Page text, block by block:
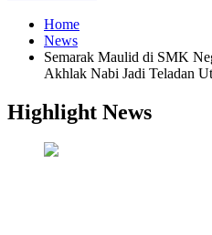
Home
News
Semarak Maulid di SMK
Akhlak Nabi Jadi Teladan
Highlight News